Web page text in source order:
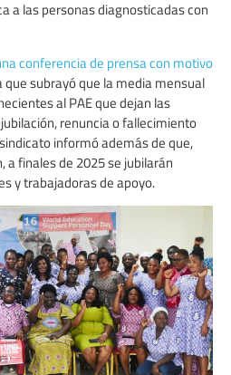
a las personas diagnosticadas con
conferencia de prensa con motivo
que subrayó que la media mensual
al PAE que dejan las
renuncia o fallecimiento
informó además de que,
a finales de 2025 se jubilarán
y trabajadoras de apoyo.